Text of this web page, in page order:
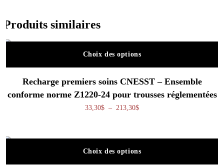
Produits similaires
Choix des options
Recharge premiers soins CNESST – Ensemble
conforme norme Z1220-24 pour trousses réglementées
33,30$ – 213,30$Plage de prix : 33,30$ à
Choix des options